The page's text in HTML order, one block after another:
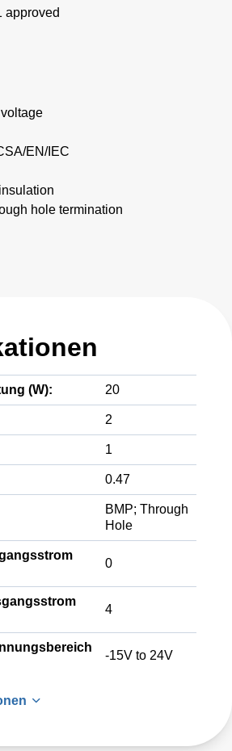
approved
EN/IEC
hole termination
(W): 20
2
1
0.47
BMP; Through
Hole
0
4
-15V to 24V